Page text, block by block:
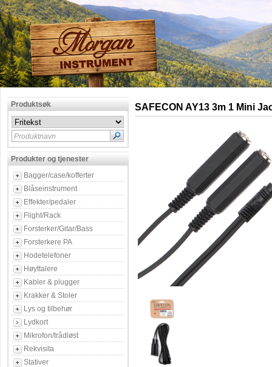
Produktsøk
Produktnavn
Produkter og tjenester
Bagger/case/kofferter
Blåseinstrument
Effekter/pedaler
Flight/Rack
Forsterker/Gitar/Bass
Forsterkere PA
Hodetelefoner
Høyttalere
Kabler & plugger
Krakker & Stoler
Lys og tilbehør
Lydkort
Mikrofon/trådløst
Rekvisita
Stativer
SAFECON AY13 3m 1 Mini